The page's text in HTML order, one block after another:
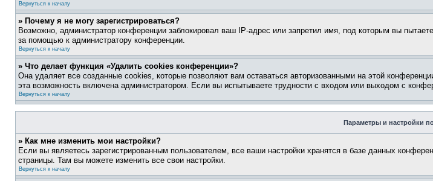
Вернуться к началу
» Почему я не могу зарегистрироваться?
Возможно, администратор конференции заблокировал ваш IP-адрес или запретил имя, под которым вы
за помощью к администратору конференции.
Вернуться к началу
» Что делает функция «Удалить cookies конференции»?
Она удаляет все созданные cookies, которые позволяют вам оставаться авторизованными на этой
эта возможность включена администратором. Если вы испытываете трудности с входом или выходом с
Вернуться к началу
Параметры и настройки
» Как мне изменить мои настройки?
Если вы являетесь зарегистрированным пользователем, все ваши настройки хранятся в базе данных
страницы. Там вы можете изменить все свои настройки.
Вернуться к началу